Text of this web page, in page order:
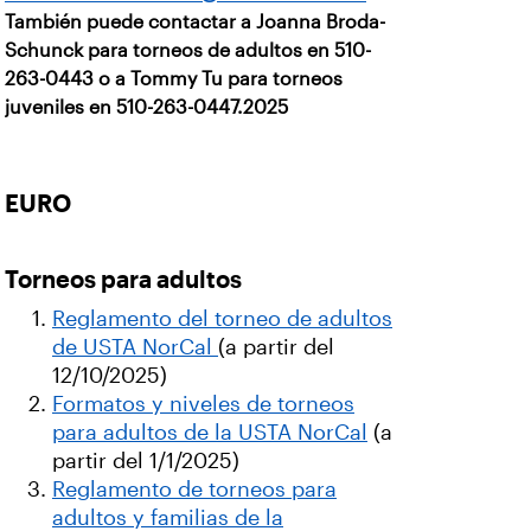
También puede contactar a Joanna Broda-
Schunck para torneos de adultos en 510-
263-0443 o a Tommy Tu para torneos
juveniles en 510-263-0447.2025
EURO
Torneos para adultos
Reglamento del torneo de adultos
de USTA NorCal (a partir del
12/10/2025)
Formatos y niveles de torneos
para adultos de la USTA NorCal (a
partir del 1/1/2025)
Reglamento de torneos para
adultos y familias de la